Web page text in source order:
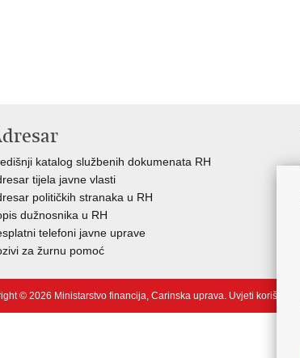
katalog službenih dokumenata RH
tijela javne vlasti
političkih stranaka u RH
dužnosnika u RH
telefoni javne uprave
za žurnu pomoć
© 2026 Ministarstvo financija, Carinska uprava. Uvjeti korištenja